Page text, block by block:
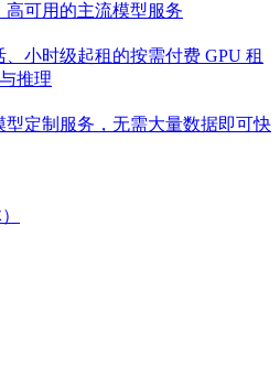
可用的主流模型服务
小时级起租的按需付费 GPU 租
推理
型定制服务，无需大量数据即可快